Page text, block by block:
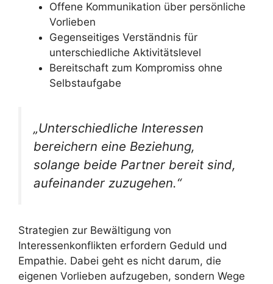
Offene Kommunikation über persönliche
Vorlieben
Gegenseitiges Verständnis für
unterschiedliche Aktivitätslevel
Bereitschaft zum Kompromiss ohne
Selbstaufgabe
„Unterschiedliche Interessen
bereichern eine Beziehung,
solange beide Partner bereit sind,
aufeinander zuzugehen.“
Strategien zur Bewältigung von
Interessenkonflikten erfordern Geduld und
Empathie. Dabei geht es nicht darum, die
eigenen Vorlieben aufzugeben, sondern Wege